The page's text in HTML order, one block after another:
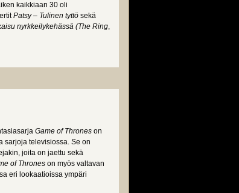
kaikkiaan 30 oli
Patsy – Tulinen tyttö sekä
nyrkkeilykehässä (The Ring,
Game of Thrones on
sarjoja televisiossa. Se on
joita on jaettu sekä
of Thrones on myös valtavan
eri lookaatioissa ympäri